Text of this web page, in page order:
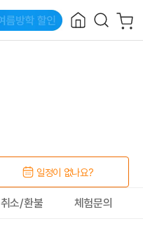
일정이 없나요?
취소/환불 체험문의